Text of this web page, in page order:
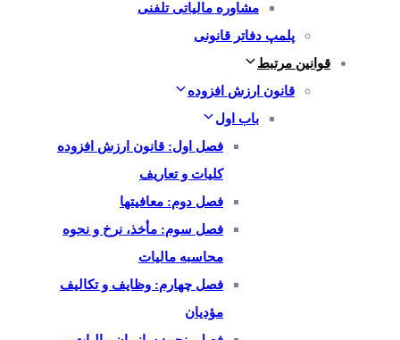
مشاوره مالیاتی تلفنی
پلمپ دفاتر قانونی
قوانین مرتبط
قانون ارزش افزوده
باب اول
فصل اول: قانون ارزش افزوده
کلیات و تعاریف
فصل دوم: معافیتها
فصل سوم: مأخذ، نرخ و نحوه
محاسبه مالیات
فصل چهارم: وظایف و تکالیف
مؤدیان